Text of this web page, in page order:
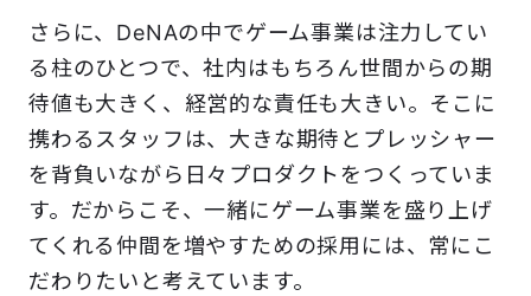
さらに、DeNAの中でゲーム事業は注力してい
る柱のひとつで、社内はもちろん世間からの期
待値も大きく、経営的な責任も大きい。そこに
携わるスタッフは、大きな期待とプレッシャー
を背負いながら日々プロダクトをつくっていま
す。だからこそ、一緒にゲーム事業を盛り上げ
てくれる仲間を増やすための採用には、常にこ
だわりたいと考えています。